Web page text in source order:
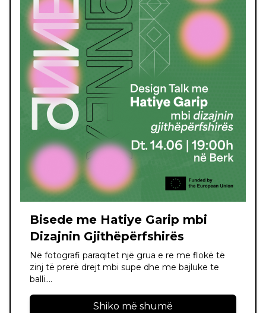
Bisede me Hatiye Garip mbi
Dizajnin Gjithëpërfshirës
Në fotografi paraqitet një grua e re me flokë të
zinj të prerë drejt mbi supe dhe me bajluke te
balli....
Shiko më shumë